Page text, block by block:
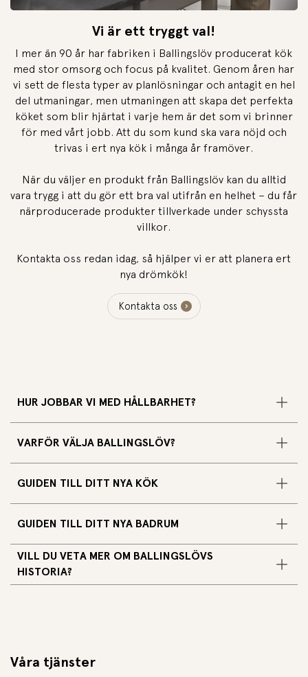
Vi är ett tryggt val!
I mer än 90 år har fabriken i Ballingslöv producerat kök
med stor omsorg och focus på kvalitet. Genom åren har
vi sett de flesta typer av planlösningar och antagit en hel
del utmaningar, men utmaningen att skapa det perfekta
köket som blir hjärtat i varje hem är det som vi brinner
för med vårt jobb. Att du som kund ska vara nöjd och
trivas i ert nya kök i många år framöver.
När du väljer en produkt från Ballingslöv kan du alltid
vara trygg i att du gör ett bra val utifrån en helhet – du får
närproducerade produkter tillverkade under schyssta
villkor.
Kontakta oss redan idag, så hjälper vi er att planera ert
nya drömkök!
Kontakta oss
HUR JOBBAR VI MED HÅLLBARHET?
VARFÖR VÄLJA BALLINGSLÖV?
GUIDEN TILL DITT NYA KÖK
GUIDEN TILL DITT NYA BADRUM
VILL DU VETA MER OM BALLINGSLÖVS
HISTORIA?
Våra tjänster